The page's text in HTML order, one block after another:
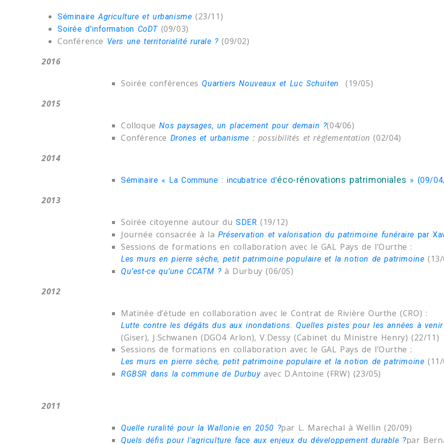
Séminaire Agriculture et urbanisme (23/11)
Soirée d'information CoDT (09/03)
Conférence Vers une territorialité rurale ?(09/02)
2016
Soirée conférences Quartiers Nouveaux et Luc Schuiten
(19/05)
2015
ColloqueNos paysages, un placement pour demain ?(04/06)
Conférence Drones et urbanisme : possibilités et règlementation (02/04)
2014
Séminaire « La Commune : incubatrice d’éco-rénovations patrimoniales » (09/
2013
Soirée citoyenne autour duSDER (19/12)
Journée consacrée à la Préservation et valorisation du patrimoine funéraire par
Sessions de formations en collaboration avec le GAL Pays de l’Ourthe :
Les murs en pierre sèche, petit patrimoine populaire et la notion de patrimoine
Qu’est-ce qu’une CCATM ?à Durbuy (06/05)
2012
Matinée d’étude en collaboration avec le Contrat de Rivière Ourthe (CRO) :
Lutte contre les dégâts dus aux inondations. Quelles pistes pour les années à
(Giser), J.Schwanen (DGO4 Arlon), V.Dessy (Cabinet du Ministre Henry) (22/11)
Sessions de formations en collaboration avec le GAL Pays de l’Ourthe :
Les murs en pierre sèche, petit patrimoine populaire et la notion de patrimoine
RGBSR dans la commune de Durbuyavec D.Antoine (FRW) (23/05)
2011
Quelle ruralité pour la Wallonie en 2050 ?par L. Marechal à Wellin (20/09)
Quels défis pour l'agriculture face aux enjeux du développement durable ?par